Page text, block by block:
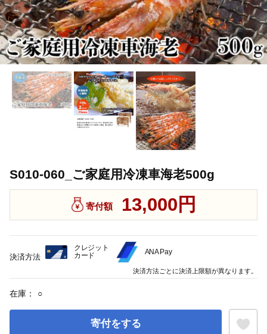
S010-060_ご家庭用冷凍車海老500g
寄付額 13,000円
在庫： ○
寄付をする
決済方法
クレジット
カード
ANA Pay
決済方法ごとに決済上限額が異なります。